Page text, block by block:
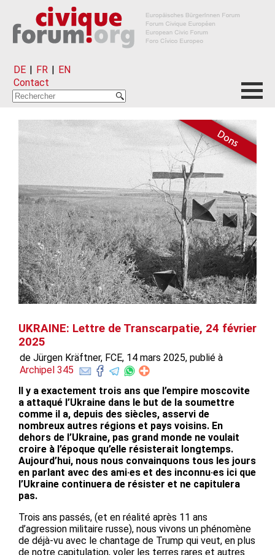
DE | FR | EN
Contact
UKRAINE: Lettre de Transcarpatie, 24 février
2025
de Jürgen Kräftner, FCE, 14 mars 2025, publié à
Archipel 345
Il y a exactement trois ans que l’empire moscovite
a attaqué l’Ukraine dans le but de la soumettre
comme il a, depuis des siècles, asservi de
nombreux autres régions et pays voisins. En
dehors de l’Ukraine, pas grand monde ne voulait
croire à l’époque qu’elle résisterait longtemps.
Aujourd’hui, nous nous convainquons tous les jours
en parlant avec des ami·es et des inconnu·es ici que
l’Ukraine continuera de résister et ne capitulera
pas.
Trois ans passés, (et en réalité après 11 ans
d’agression militaire russe), nous vivons un phénomène
de déjà-vu avec le chantage de Trump qui veut, en plus
de notre capitulation, voler les terres rares et autres